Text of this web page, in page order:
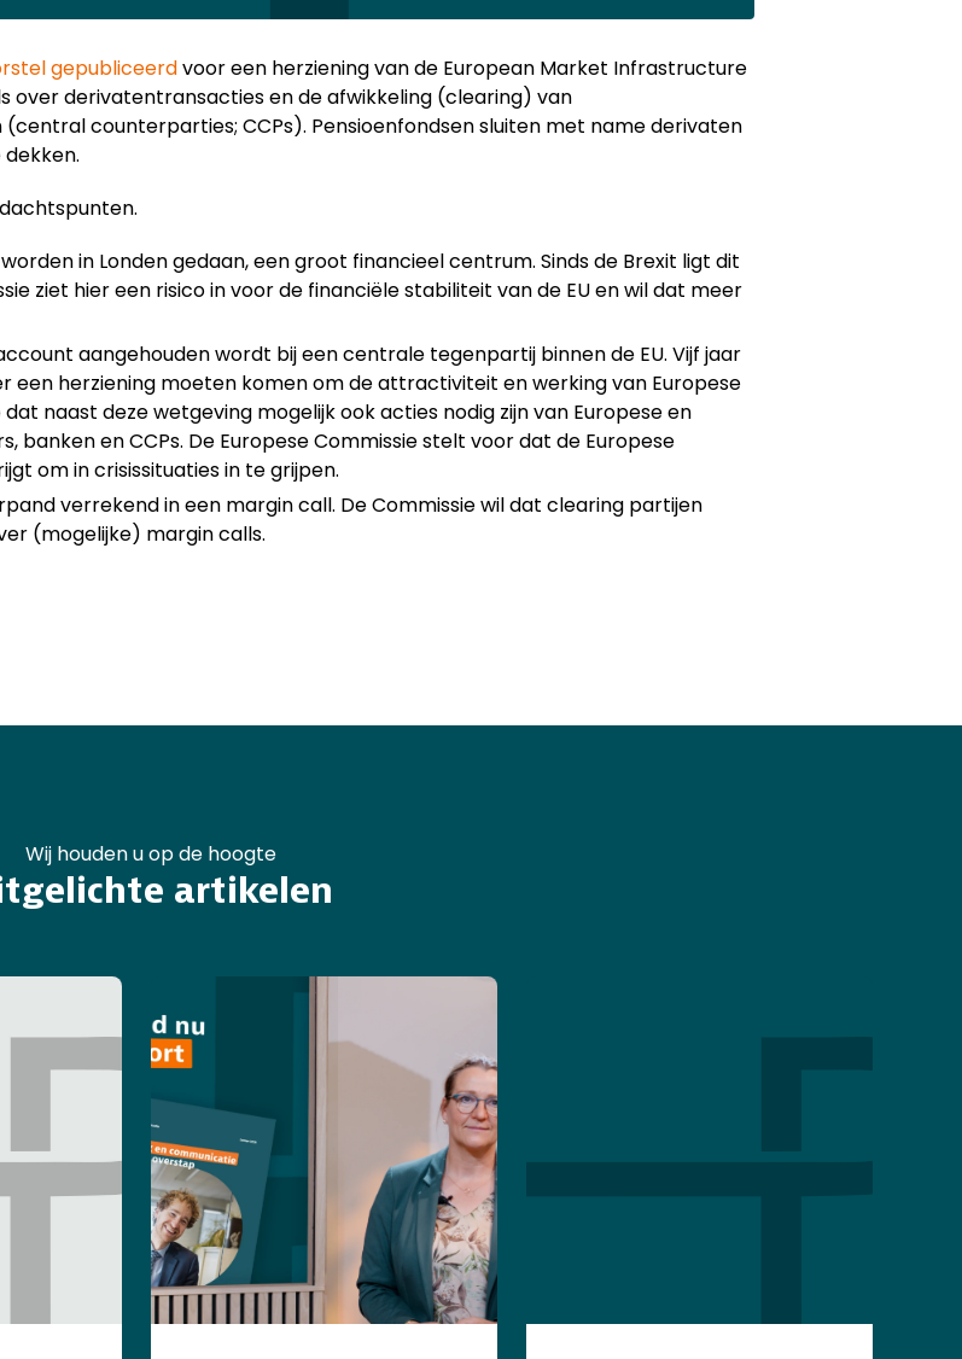
gepubliceerdvoor een herziening van de European Market Infrastructure
over derivatentransacties en de afwikkeling (clearing) van
counterparties; CCPs). Pensioenfondsen sluiten met name derivaten
in Londen gedaan, een groot financieel centrum. Sinds de Brexit ligt dit
ziet hier een risico in voor de financiële stabiliteit van de EU en wil dat meer
aangehouden wordt bij een centrale tegenpartij binnen de EU. Vijf jaar
een herziening moeten komen om de attractiviteit en werking van Europese
naast deze wetgeving mogelijk ook acties nodig zijn van Europese en
en CCPs. De Europese Commissie stelt voor dat de Europese
om in crisissituaties in te grijpen.
verrekend in een margin call. De Commissie wil dat clearing partijen
(mogelijke) margin calls.
Wij houden u op de hoogte
artikelen